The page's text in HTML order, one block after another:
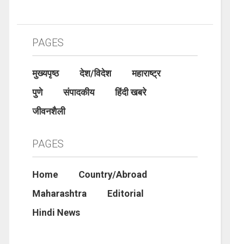
PAGES
मुख्यपृष्ठ देश/विदेश
महाराष्ट्र
पुणे
संपादकीय
हिंदी खबरे
जीवनशैली
PAGES
Home
Country/Abroad
Maharashtra
Editorial
Hindi News